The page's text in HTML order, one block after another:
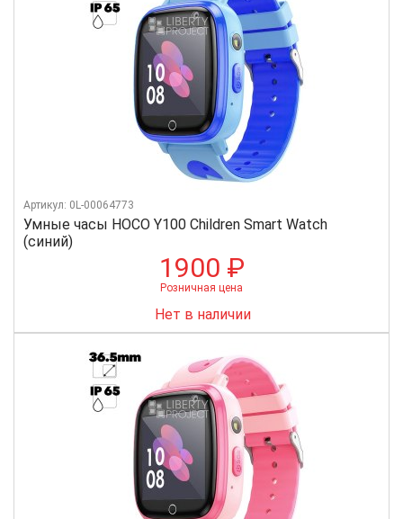
Умные часы HOCO Y100 Children Smart Watch
(синий)
Артикул: 0L-00064773
1900 ₽
Розничная цена
Нет в наличии